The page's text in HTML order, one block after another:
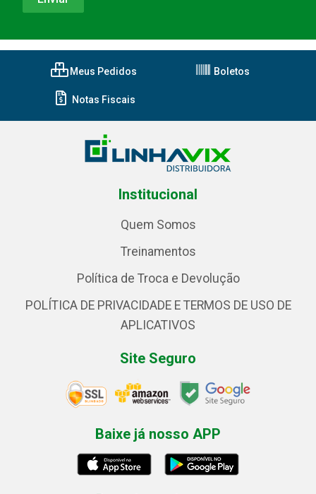
Meus Pedidos Boletos
Notas Fiscais
Institucional
Quem Somos
Treinamentos
Política de Troca e Devolução
POLÍTICA DE PRIVACIDADE E TERMOS DE USO DE
APLICATIVOS
Site Seguro
Baixe já nosso APP